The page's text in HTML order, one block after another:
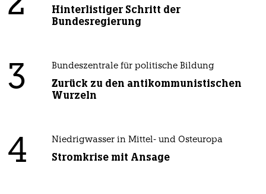
Hinterlistiger Schritt der
Bundesregierung
3 Bundeszentrale für politische Bildung
Zurück zu den antikommunistischen
Wurzeln
4 Niedrigwasser in Mittel- und Osteuropa
Stromkrise mit Ansage